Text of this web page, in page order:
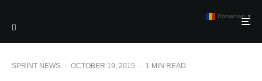
SPRINT NEWS · OCTOBER 19, 2015 · 1 MIN READ
Romanian ▼